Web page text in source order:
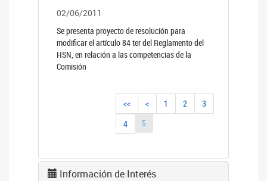
02/06/2011
Se presenta proyecto de resolución para
modificar el artículo 84 ter del Reglamento del
HSN, en relación a las competencias de la
Comisión
<< < 1 2
3
4
5
Información de Interés